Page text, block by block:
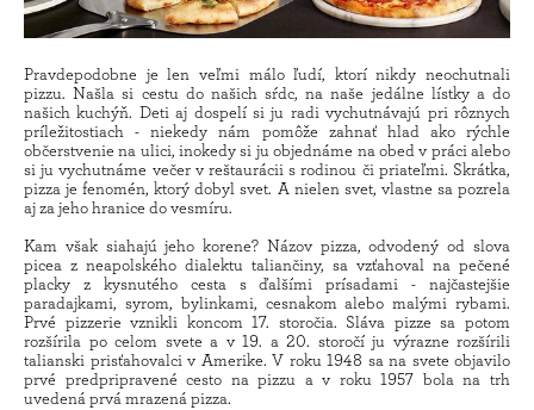
Pravdepodobne je len veľmi málo ľudí, ktorí nikdy neochutnali
pizzu. Našla si cestu do našich sŕdc, na naše jedálne lístky a do
našich kuchýň. Deti aj dospelí si ju radi vychutnávajú pri rôznych
príležitostiach - niekedy nám pomôže zahnať hlad ako rýchle
občerstvenie na ulici, inokedy si ju objednáme na obed v práci alebo
si ju vychutnáme večer v reštaurácii s rodinou či priateľmi. Skrátka,
pizza je fenomén, ktorý dobyl svet. A nielen svet, vlastne sa pozrela
aj za jeho hranice do vesmíru.
Kam však siahajú jeho korene? Názov pizza, odvodený od slova
picea z neapolského dialektu taliančiny, sa vzťahoval na pečené
placky z kysnutého cesta s ďalšími prísadami - najčastejšie
paradajkami, syrom, bylinkami, cesnakom alebo malými rybami.
Prvé pizzerie vznikli koncom 17. storočia. Sláva pizze sa potom
rozšírila po celom svete a v 19. a 20. storočí ju výrazne rozšírili
talianski prisťahovalci v Amerike. V roku 1948 sa na svete objavilo
prvé predpripravené cesto na pizzu a v roku 1957 bola na trh
uvedená prvá mrazená pizza.